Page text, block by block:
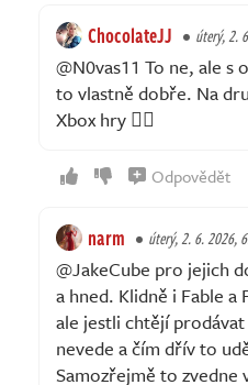
ChocolateJJ úterý, 2.
@N0vas11 To ne, ale s
to vlastně dobře. Na
Xbox hry 🤦‍♂️
Odpovědět
narm úterý, 2. 6. 2026,
@JakeCube pro jejich
a hned. Klidně i Fable
ale jestli chtějí
nevede a čím dřív to
Samozřejmě to zvedne